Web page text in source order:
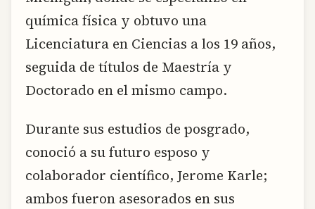
química física y obtuvo una
Licenciatura en Ciencias a los 19 años,
seguida de títulos de Maestría y
Doctorado en el mismo campo.
Durante sus estudios de posgrado,
conoció a su futuro esposo y
colaborador científico, Jerome Karle;
ambos fueron asesorados en sus